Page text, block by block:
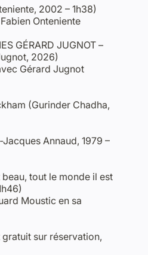
2002 – 1h38)
Onteniente
GÉRARD JUGNOT –
2026)
Gérard Jugnot
(Gurinder Chadha,
Annaud, 1979 –
tout le monde il est
Moustic en sa
gratuit sur réservation,